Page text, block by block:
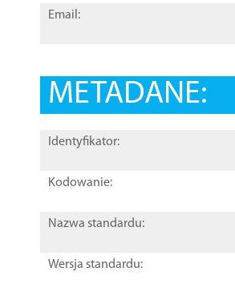
Email:
METADANE:
Identyfikator:
Kodowanie:
Nazwa standardu:
Wersja standardu: